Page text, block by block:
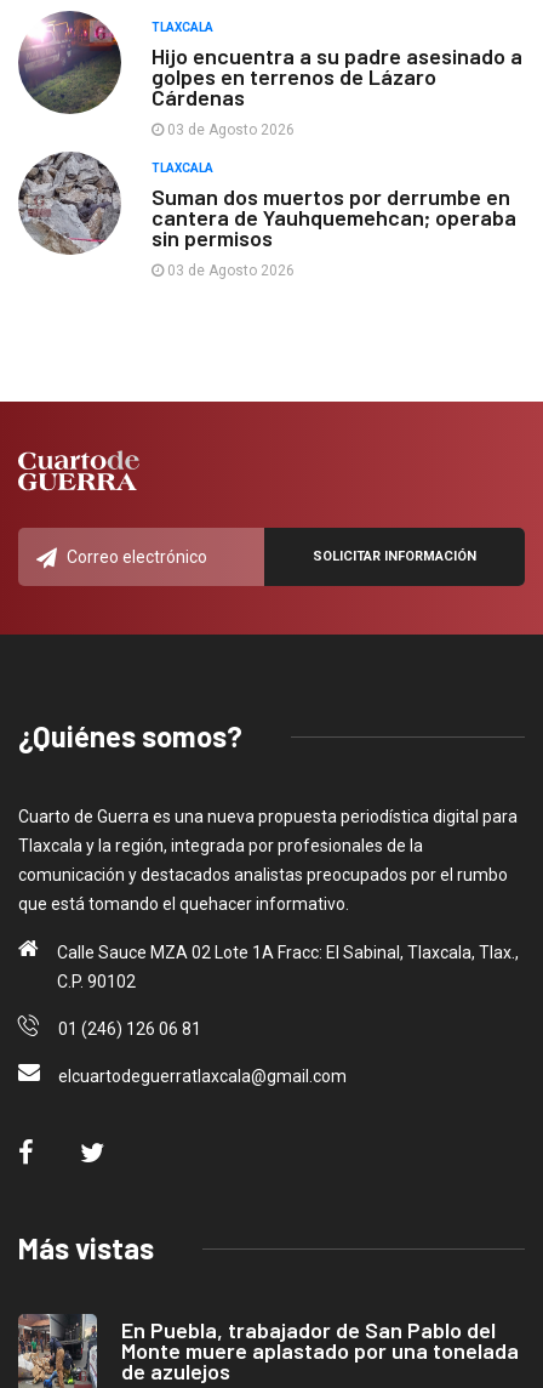
TLAXCALA
Hijo encuentra a su padre asesinado a
golpes en terrenos de Lázaro
Cárdenas
03 de Agosto 2026
TLAXCALA
Suman dos muertos por derrumbe en
cantera de Yauhquemehcan; operaba
sin permisos
03 de Agosto 2026
¿Quiénes somos?
Cuarto de Guerra es una nueva propuesta periodística digital para
Tlaxcala y la región, integrada por profesionales de la
comunicación y destacados analistas preocupados por el rumbo
que está tomando el quehacer informativo.
Calle Sauce MZA 02 Lote 1A Fracc: El Sabinal, Tlaxcala, Tlax.,
C.P. 90102
01 (246) 126 06 81
elcuartodeguerratlaxcala@gmail.com
Más vistas
En Puebla, trabajador de San Pablo del
Monte muere aplastado por una tonelada
de azulejos